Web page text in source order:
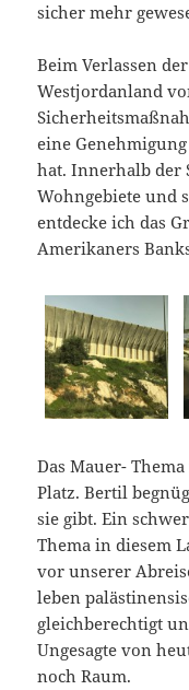
sicher mehr
Beim Verlassen
Westjordanland
eine
hat. Innerhalb der
Wohngebiete und
entdecke ich das
Amerikaners
Das Mauer-
Platz. Bertil
sie gibt. Ein
Thema in diesem
vor unserer
leben
gleichberechtigt
Ungesagte von
noch Raum.